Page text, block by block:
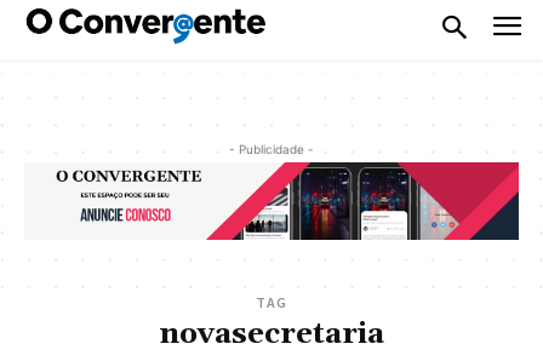
- Publicidade -
TAG
novasecretaria